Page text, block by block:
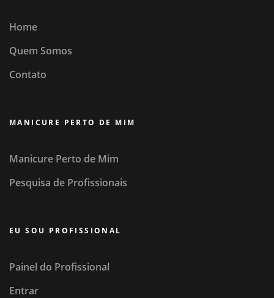
Home
Quem Somos
Contato
MANICURE PERTO DE MIM
Manicure Perto de Mim
Pesquisa de Profissionais
EU SOU PROFISSIONAL
Painel do Profissional
Entrar